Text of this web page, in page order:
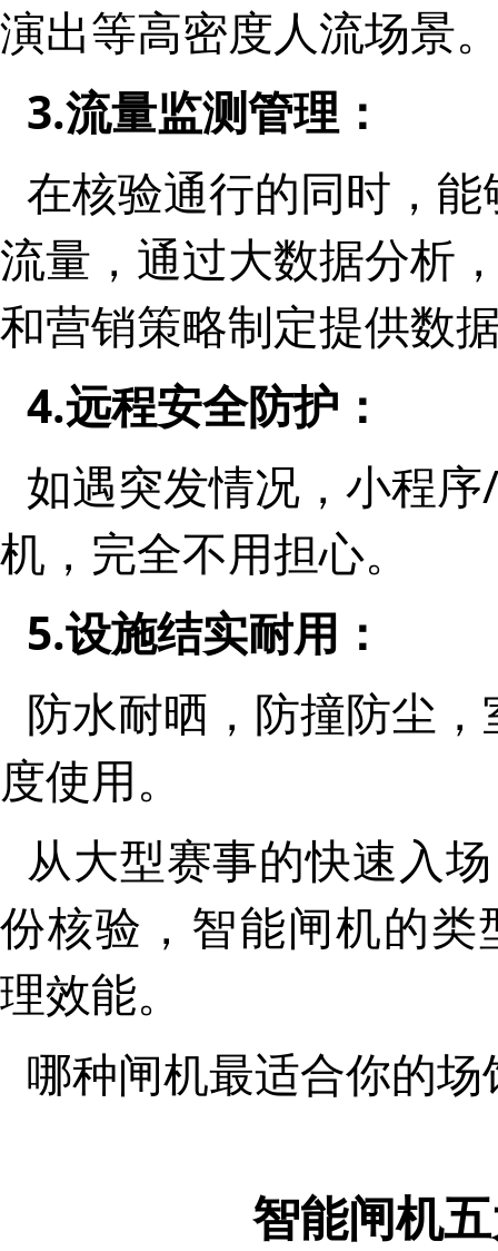
演出等高密度人流场景
3.流量监测管理：
在核验通行的同时，
流量，通过大数据分析
和营销策略制定提供数
4.远程安全防护：
如遇突发情况，小程
机，完全不用担心。
5.设施结实耐用：
防水耐晒，防撞防尘
度使用。
从大型赛事的快速入
份核验，智能闸机的
理效能。
哪种闸机最适合你的
智能闸机